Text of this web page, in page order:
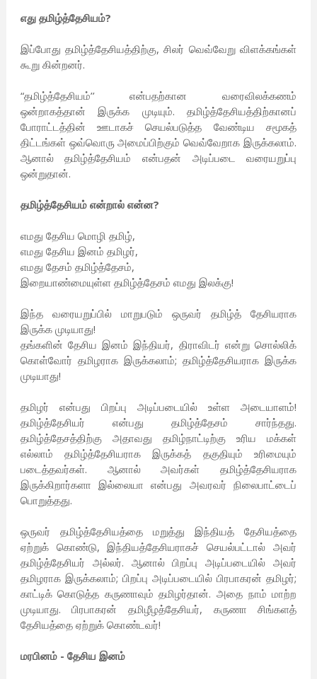
எது தமிழ்த்தேசியம்?
இப்போது தமிழ்த்தேசியத்திற்கு, சிலர் வெவ்வேறு விளக்கங்கள்
கூறு கின்றனர்.
“தமிழ்த்தேசியம்’’ என்பதற்கான வரைவிலக்கணம்
ஒன்றாகத்தான் இருக்க முடியும். தமிழ்த்தேசியத்திற்கானப்
போராட்டத்தின் ஊடாகச் செயல்படுத்த வேண்டிய சமூகத்
திட்டங்கள் ஒவ்வொரு அமைப்பிற்கும் வெவ்வேறாக இருக்கலாம்.
ஆனால் தமிழ்த்தேசியம் என்பதன் அடிப்படை வரையறுப்பு
ஒன்றுதான்.
தமிழ்த்தேசியம் என்றால் என்ன?
எமது தேசிய மொழி தமிழ்,
எமது தேசிய இனம் தமிழர்,
எமது தேசம் தமிழ்த்தேசம்,
இறையாண்மையுள்ள தமிழ்த்தேசம் எமது இலக்கு!
இந்த வரையறுப்பில் மாறுபடும் ஒருவர் தமிழ்த் தேசியராக
இருக்க முடியாது!
தங்களின் தேசிய இனம் இந்தியர், திராவிடர் என்று சொல்லிக்
கொள்வோர் தமிழராக இருக்கலாம்; தமிழ்த்தேசியராக இருக்க
முடியாது!
தமிழர் என்பது பிறப்பு அடிப்படையில் உள்ள அடையாளம்!
தமிழ்த்தேசியர் என்பது தமிழ்த்தேசம் சார்ந்தது.
தமிழ்த்தேசத்திற்கு அதாவது தமிழ்நாட்டிற்கு உரிய மக்கள்
எல்லாம் தமிழ்த்தேசியராக இருக்கத் தகுதியும் உரிமையும்
படைத்தவர்கள். ஆனால் அவர்கள் தமிழ்த்தேசியராக
இருக்கிறார்களா இல்லையா என்பது அவரவர் நிலைபாட்டைப்
பொறுத்தது.
ஒருவர் தமிழ்த்தேசியத்தை மறுத்து இந்தியத் தேசியத்தை
ஏற்றுக் கொண்டு, இந்தியத்தேசியராகச் செயல்பட்டால் அவர்
தமிழ்த்தேசியர் அல்லர். ஆனால் பிறப்பு அடிப்படையில் அவர்
தமிழராக இருக்கலாம்; பிறப்பு அடிப்படையில் பிரபாகரன் தமிழர்;
காட்டிக் கொடுத்த கருணாவும் தமிழர்தான். அதை நாம் மாற்ற
முடியாது. பிரபாகரன் தமிழீழத்தேசியர், கருணா சிங்களத்
தேசியத்தை ஏற்றுக் கொண்டவர்!
மரபினம் - தேசிய இனம்